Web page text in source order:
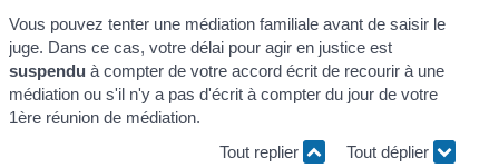
Vous pouvez tenter une médiation familiale avant de saisir le
juge. Dans ce cas, votre délai pour agir en justice est
suspendu à compter de votre accord écrit de recourir à une
médiation ou s'il n'y a pas d'écrit à compter du jour de votre
1ère réunion de médiation.
Tout replier
Tout déplier